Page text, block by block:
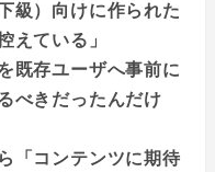
級）向けに作られた
えている」
既存ユーザへ事前に
べきだったんだけ
「コンテンツに期待